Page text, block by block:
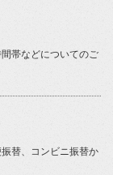
帯などについてのご
替、コンビニ振替か